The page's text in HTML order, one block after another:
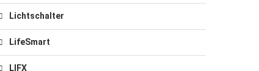
Lichtschalter
LifeSmart
LIFX